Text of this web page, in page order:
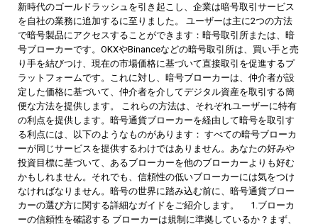
新時代のゴールドラッシュを引き起こし、企業は暗号取引サービス
を自社の業務に追加するに至りました。 ユーザーは主に2つの方法
で暗号製品にアクセスすることができます：暗号取引所または、暗
号ブローカーです。OKXやBinanceなどの暗号取引所は、買い手と売
り手を結びつけ、現在の市場価格に基づいて直接取引を促進するプ
ラットフォームです。これに対し、暗号ブローカーは、仲介者が設
定した価格に基づいて、仲介者を介してデジタル資産を取引する簡
便な方法を提供します。 これらの方法は、それぞれユーザーに特有
の利点を提供します。暗号通貨ブローカーを経由して暗号を取引す
る利点には、以下のようなものがあります： すべての暗号ブローカ
ーが同じサービスを提供するわけではありません。あなたの好みや
投資目標に基づいて、あるブローカーを他のブローカーよりも好む
かもしれません。それでも、信頼性の低いブローカーには気をつけ
なければなりません。暗号の世界に踏み込む前に、暗号通貨ブロー
カーの選び方に関する詳細なガイドをご紹介します。 1.ブローカ
ーの信頼性を確認する ブローカーは規制に準拠しているか？まず、